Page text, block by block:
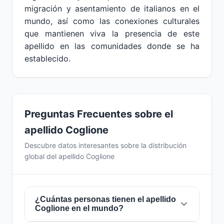
migración y asentamiento de italianos en el
mundo, así como las conexiones culturales
que mantienen viva la presencia de este
apellido en las comunidades donde se ha
establecido.
Preguntas Frecuentes sobre el
apellido Coglione
Descubre datos interesantes sobre la distribución
global del apellido Coglione
¿Cuántas personas tienen el apellido
Coglione en el mundo?